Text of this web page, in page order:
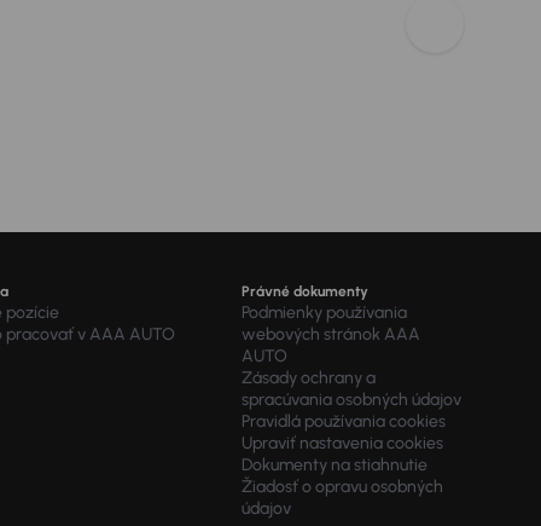
pozície
pracovať v AAA AUTO
Právné dokumenty
Podmienky používania
webových stránok AAA
AUTO
Zásady ochrany a
spracúvania osobných údajov
Pravidlá používania cookies
Upraviť nastavenia cookies
Dokumenty na stiahnutie
Žiadosť o opravu osobných
údajov